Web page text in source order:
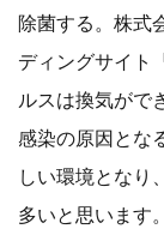
除菌する。株式
ディングサイト
ルスは換気がで
感染の原因とな
しい環境となり
多いと思います